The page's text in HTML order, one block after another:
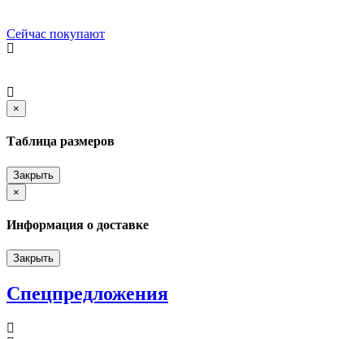
Сейчас покупают
×
Таблица размеров
Закрыть
×
Информация о доставке
Закрыть
Спецпредложения